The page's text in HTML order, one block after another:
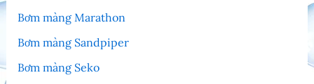
Bơm màng Marathon
Bơm màng Sandpiper
Bơm màng Seko